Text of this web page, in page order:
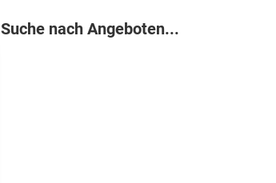
Suchergebnisse
Suche nach Angeboten...